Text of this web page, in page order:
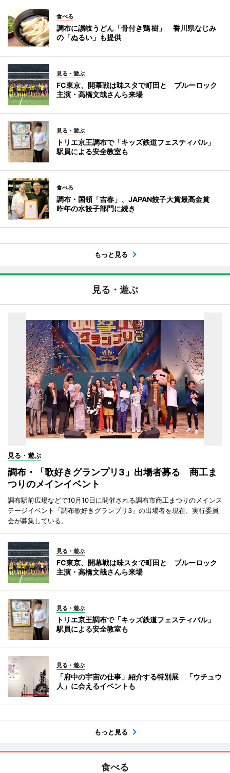
食べる
調布に讃岐うどん「骨付き鶏 樹」 香川県なじみ
の「ぬるい」も提供
見る・遊ぶ
FC東京、開幕戦は味スタで町田と ブルーロック
主演・高橋文哉さんら来場
見る・遊ぶ
トリエ京王調布で「キッズ鉄道フェスティバル」
駅員による安全教室も
食べる
調布・国領「吉春」、JAPAN餃子大賞最高金賞
昨年の水餃子部門に続き
もっと見る
見る・遊ぶ
見る・遊ぶ
調布・「歌好きグランプリ3」出場者募る 商工ま
つりのメインイベント
調布駅前広場などで10月10日に開催される調布市商工まつりのメインス
テージイベント「調布歌好きグランプリ3」の出場者を現在、実行委員
会が募集している。
見る・遊ぶ
FC東京、開幕戦は味スタで町田と ブルーロック
主演・高橋文哉さんら来場
見る・遊ぶ
トリエ京王調布で「キッズ鉄道フェスティバル」
駅員による安全教室も
見る・遊ぶ
「府中の宇宙の仕事」紹介する特別展 「ウチュウ
人」に会えるイベントも
もっと見る
食べる